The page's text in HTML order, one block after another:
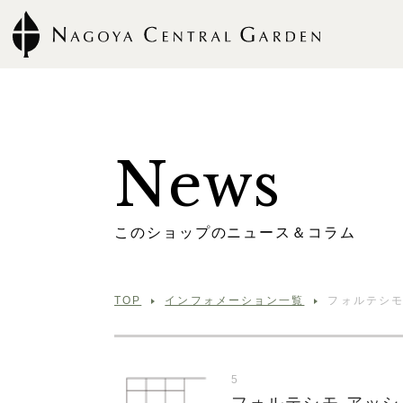
News
こ の シ ョ ッ プのニ ュ ー ス ＆ コ ラ ム
TOP インフォメーション一覧 フォルテシ
5